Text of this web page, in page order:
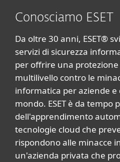
Conosciamo ESET
Da oltre 30 anni, ESET®
servizi di sicurezza
per offrire una
multilivello contro le
informatica per aziende
mondo. ESET è da tempo
dell'apprendimento
tecnologie cloud che
rispondono alle minacce
un'azienda privata che